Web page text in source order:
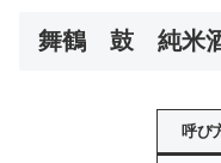
舞鶴 鼓 純米酒
呼び